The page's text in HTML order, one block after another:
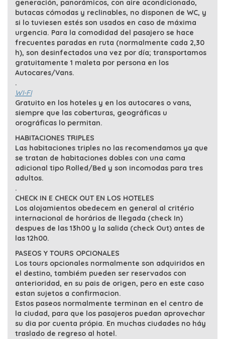
generación, panorámicos, con aire acondicionado,
butacas cómodas y reclinables, no disponen de WC, y
si lo tuviesen estés son usados en caso de máxima
urgencia. Para la comodidad del pasajero se hace
frecuentes paradas en ruta (normalmente cada 2,30
h), son desinfectados una vez por día; transportamos
gratuitamente 1 maleta por persona en los
Autocares/Vans.
.
WI-FI
Gratuito en los hoteles y en los autocares o vans,
siempre que las coberturas, geográficas u
orográficas lo permitan.
HABITACIONES TRIPLES
Las habitaciones triples no las recomendamos ya que
se tratan de habitaciones dobles con una cama
adicional tipo Rolled/Bed y son incomodas para tres
adultos.
.
CHECK IN E CHECK OUT EN LOS HOTELES
Los alojamientos obedecem en general al critério
internacional de horários de llegada (check In)
despues de las 13h00 y la salida (check Out) antes de
las 12h00.
PASEOS Y TOURS OPCIONALES
Los tours opcionales normalmente son adquiridos en
el destino, tambiém pueden ser reservados con
anterioridad, en su pais de origen, pero en este caso
estan sujetos a confirmacion.
Estos paseos normalmente terminan en el centro de
la ciudad, para que los pasajeros puedan aprovechar
su dia por cuenta própia. En muchas ciudades no háy
traslado de regreso al hotel.